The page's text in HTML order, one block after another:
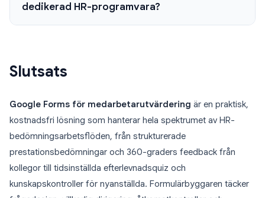
dedikerad HR-programvara?
Slutsats
Google Forms för medarbetarutvärdering är en praktisk,
kostnadsfri lösning som hanterar hela spektrumet av HR-
bedömningsarbetsflöden, från strukturerade
prestationsbedömningar och 360-graders feedback från
kollegor till tidsinställda efterlevnadsquiz och
kunskapskontroller för nyanställda. Formulärbyggaren täcker